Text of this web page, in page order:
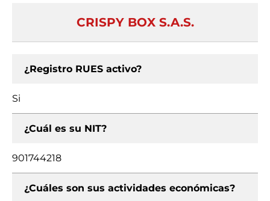
CRISPY BOX S.A.S.
¿Registro RUES activo?
Si
¿Cuál es su NIT?
901744218
¿Cuáles son sus actividades económicas?